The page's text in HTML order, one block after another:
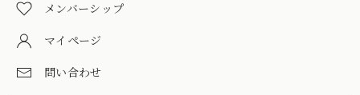
メンバーシップ
マイページ
問い合わせ